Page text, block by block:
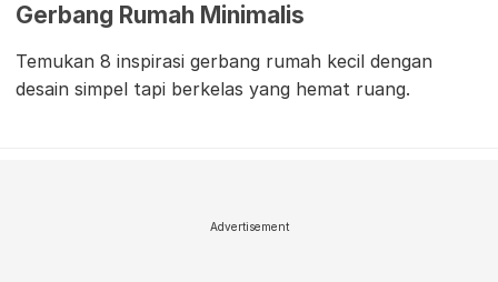
Gerbang Rumah Minimalis
Temukan 8 inspirasi gerbang rumah kecil dengan
desain simpel tapi berkelas yang hemat ruang.
Advertisement